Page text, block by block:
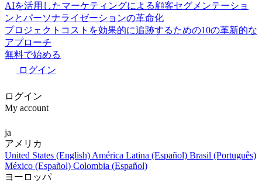
AIを活用したマーケティングによる顧客セグメンテーショ
ンとパーソナライゼーションの革命化
プロジェクトコストを効果的に追跡するための10の革新的な
アプローチ
無料で始める
ログイン
ログイン
My account
ja
アメリカ
United States (English) América Latina (Español) Brasil (Português)
México (Español) Colombia (Español)
ヨーロッパ